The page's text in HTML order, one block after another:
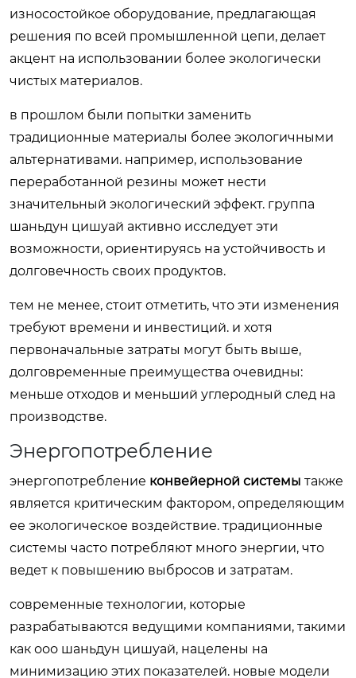
износостойкое оборудование, предлагающая
решения по всей промышленной цепи, делает
акцент на использовании более экологически
чистых материалов.
в прошлом были попытки заменить
традиционные материалы более экологичными
альтернативами. например, использование
переработанной резины может нести
значительный экологический эффект. группа
шаньдун цишуай активно исследует эти
возможности, ориентируясь на устойчивость и
долговечность своих продуктов.
тем не менее, стоит отметить, что эти изменения
требуют времени и инвестиций. и хотя
первоначальные затраты могут быть выше,
долговременные преимущества очевидны:
меньше отходов и меньший углеродный след на
производстве.
Энергопотребление
энергопотребление конвейерной системы также
является критическим фактором, определяющим
ее экологическое воздействие. традиционные
системы часто потребляют много энергии, что
ведет к повышению выбросов и затратам.
современные технологии, которые
разрабатываются ведущими компаниями, такими
как ооо шаньдун цишуай, нацелены на
минимизацию этих показателей. новые модели